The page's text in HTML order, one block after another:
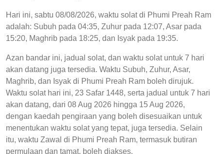
Hari ini, sabtu 08/08/2026, waktu solat di Phumi Preah Ram
adalah: Subuh pada 04:35, Zuhur pada 12:07, Asar pada
15:20, Maghrib pada 18:25, dan Isyak pada 19:35.
Azan bandar ini, jadual solat, dan waktu solat untuk 7 hari
akan datang juga tersedia. Waktu Subuh, Zuhur, Asar,
Maghrib, dan Isyak di Phumi Preah Ram boleh dirujuk.
Waktu solat hari ini, 23 Safar 1448, serta jadual untuk 7 hari
akan datang, dari 08 Aug 2026 hingga 15 Aug 2026,
dengan kaedah pengiraan yang boleh disesuaikan untuk
menentukan waktu solat yang tepat, juga tersedia. Selain
itu, waktu Zawal di Phumi Preah Ram, termasuk butiran
permulaan dan tamat, boleh diakses.